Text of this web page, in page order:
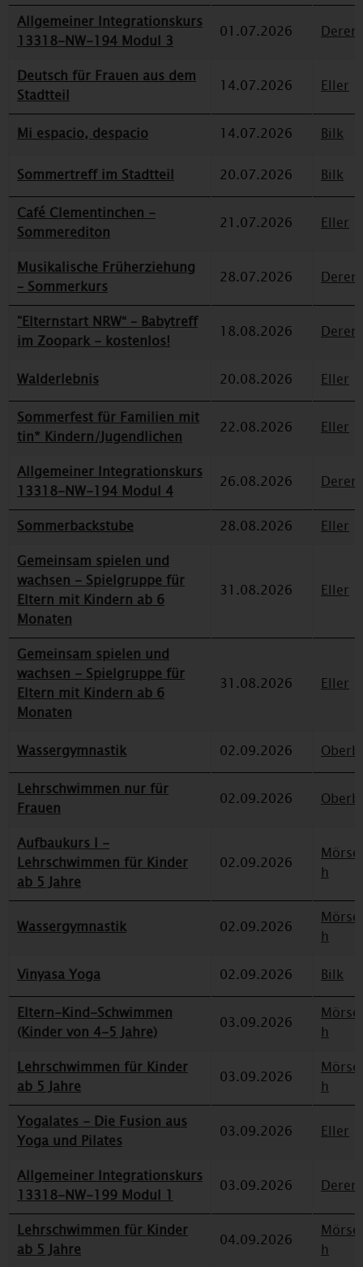
Allgemeiner Integrationskurs
13318-NW-194 Modul 3
01.07.2026
Deutsch für Frauen aus dem
Stadtteil
14.07.2026 Eller
Mi espacio, despacio 14.07.2026 Bilk
Sommertreff im Stadtteil 20.07.2026
Bilk
Café Clementinchen -
Sommerediton
21.07.2026 Eller
Musikalische Früherziehung
– Sommerkurs
28.07.2026
"Elternstart NRW“ – Babytreff
im Zoopark - kostenlos!
18.08.2026
Walderlebnis 20.08.2026
Eller
Sommerfest für Familien mit
tin* Kindern/Jugendlichen
22.08.2026 Eller
Allgemeiner Integrationskurs
13318-NW-194 Modul 4
26.08.2026
Sommerbackstube 28.08.2026
Eller
Gemeinsam spielen und
wachsen - Spielgruppe für
Eltern mit Kindern ab 6
Monaten
31.08.2026 Eller
Gemeinsam spielen und
wachsen - Spielgruppe für
Eltern mit Kindern ab 6
Monaten
31.08.2026 Eller
Wassergymnastik 02.09.2026
Lehrschwimmen nur für
Frauen
02.09.2026
Aufbaukurs I -
Lehrschwimmen für Kinder
ab 5 Jahre
02.09.2026
h
Wassergymnastik 02.09.2026
h
Vinyasa Yoga
02.09.2026
Bilk
Eltern-Kind-Schwimmen
(Kinder von 4-5 Jahre)
03.09.2026
h
Lehrschwimmen für Kinder
ab 5 Jahre
03.09.2026
h
Yogalates - Die Fusion aus
Yoga und Pilates
03.09.2026 Eller
Allgemeiner Integrationskurs
13318-NW-199 Modul 1
03.09.2026
Lehrschwimmen für Kinder
ab 5 Jahre
04.09.2026
h